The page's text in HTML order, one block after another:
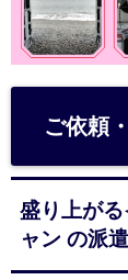
ご依頼
盛り上が
ャン の派遣